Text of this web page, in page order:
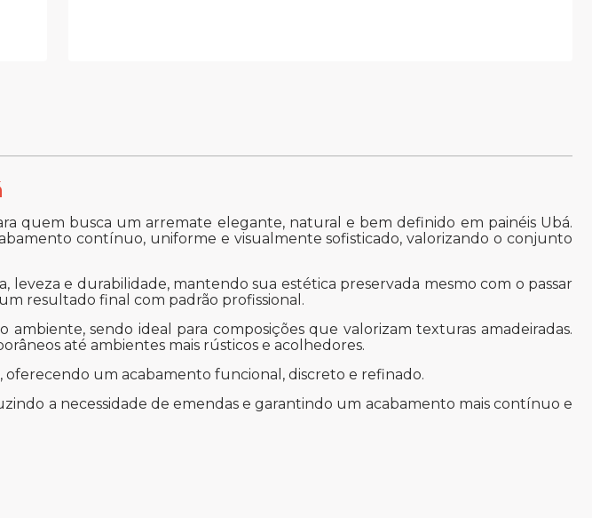
quem busca um arremate elegante, natural e bem definido em painéis Ubá.
contínuo, uniforme e visualmente sofisticado, valorizando o conjunto
e durabilidade, mantendo sua estética preservada mesmo com o passar
resultado final com padrão profissional.
sendo ideal para composições que valorizam texturas amadeiradas.
até ambientes mais rústicos e acolhedores.
oferecendo um acabamento funcional, discreto e refinado.
a necessidade de emendas e garantindo um acabamento mais contínuo e